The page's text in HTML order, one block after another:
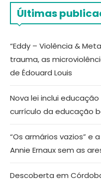
Últimas
“Eddy – Violência &
trauma, as
de Édouard Louis
Nova lei inclui
currículo da educação
“Os armários vazios” e
Annie Ernaux sem as
Descoberta em